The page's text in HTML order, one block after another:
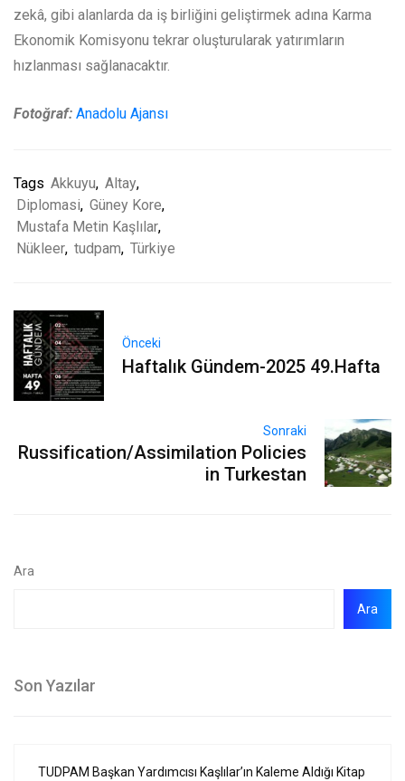
zekâ, gibi alanlarda da iş birliğini geliştirmek adına Karma
Ekonomik Komisyonu tekrar oluşturularak yatırımların
hızlanması sağlanacaktır.
Fotoğraf: Anadolu Ajansı
Tags Akkuyu, Altay,
Diplomasi, Güney Kore,
Mustafa Metin Kaşlılar,
Nükleer, tudpam, Türkiye
Önceki
Haftalık Gündem-2025 49.Hafta
Sonraki
Russification/Assimilation Policies
in Turkestan
Ara
Ara
Son Yazılar
TUDPAM Başkan Yardımcısı Kaşlılar’ın Kaleme Aldığı Kitap